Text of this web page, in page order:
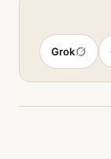
Grok